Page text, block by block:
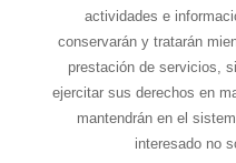
actividades e
conservarán y tratarán
prestación de servicios,
ejercitar sus derechos en
mantendrán en el
interesado no